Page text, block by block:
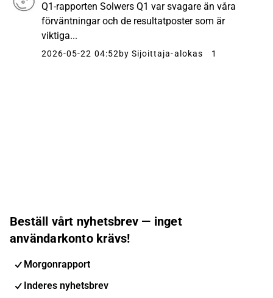
Q1-rapporten Solwers Q1 var svagare än våra
förväntningar och de resultatposter som är
viktiga...
2026-05-22 04:52 by Sijoittaja-alokas 1
Beställ vårt nyhetsbrev — inget
användarkonto krävs!
Morgonrapport
Inderes nyhetsbrev